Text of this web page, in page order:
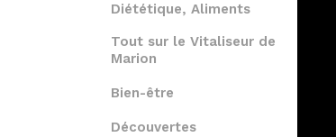
Diététique, Aliments
Tout sur le Vitaliseur de
Marion
Bien-être
Découvertes